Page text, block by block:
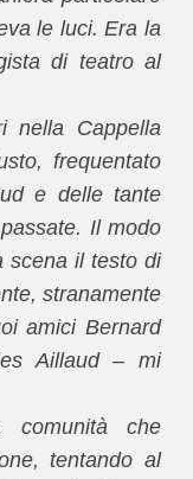
le luci. Era la
di teatro al
nella Cappella
frequentato
e delle tante
Il modo
scena il testo di
stranamente
amici Bernard
Aillaud – mi
comunità che
tentando al